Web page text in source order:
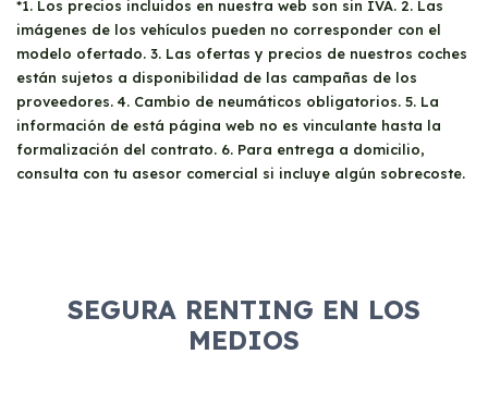
recibo bancario con IBAN y titular. Además,
deberán presentar elDNI del titulary el
carnet de conducir principalpor las dos
caras.
estricta, pero es necesario cumplir con ciertos
requisitos. Se debe ser mayor de edad y tener
un
carnet de conducir válido
. Además, se
requiere demostrar
solvencia económica, lo
que implica presentar documentos como
nóminas recientes o declaración de la renta.
*1. Los precios incluidos en nuestra web son sin IVA. 2. Las
imágenes de los vehículos pueden no corresponder con el
modelo ofertado. 3. Las ofertas y precios de nuestros coches
están sujetos a disponibilidad de las campañas de los
proveedores. 4. Cambio de neumáticos obligatorios. 5. La
información de está página web no es vinculante hasta la
formalización del contrato. 6. Para entrega a domicilio,
consulta con tu asesor comercial si incluye algún sobrecoste.
SEGURA RENTING EN LOS
MEDIOS